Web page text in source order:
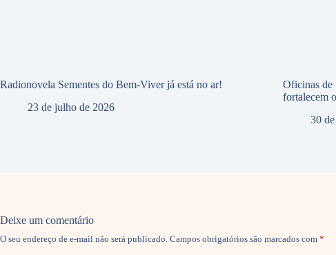
Radionovela Sementes do Bem-Viver já está no ar!
23 de julho de 2026
Oficinas de
fortalecem
30
Deixe um comentário
O seu endereço de e-mail não será publicado. Campos obrigatórios são marcados com *